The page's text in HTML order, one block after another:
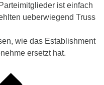
ist einfach
ueberwiegend Truss
wie das Establishment
ersetzt hat.